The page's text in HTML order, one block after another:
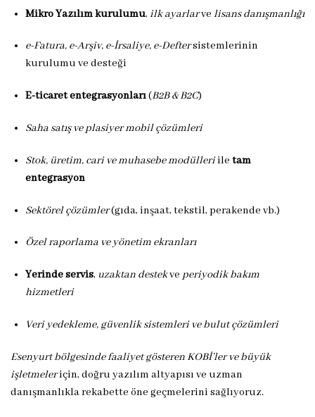
Mikro Yazılım kurulumu, ilk ayarlarve lisans danışmanlığı
e-Fatura, e-Arşiv, e-İrsaliye, e-Deftersistemlerinin
kurulumu ve desteği
E-ticaret entegrasyonları(B2B & B2C)
Saha satış ve plasiyer mobil çözümleri
Stok, üretim, cari ve muhasebe modülleriile tam
entegrasyon
Sektörel çözümler(gıda, inşaat, tekstil, perakende vb.)
Özel raporlama ve yönetim ekranları
Yerinde servis, uzaktan destekve periyodik bakım
hizmetleri
Veri yedekleme, güvenlik sistemleri ve bulut çözümleri
Esenyurt bölgesinde faaliyet gösteren KOBİ’ler ve büyük
işletmeleriçin, doğru yazılım altyapısı ve uzman
danışmanlıkla rekabette öne geçmelerini sağlıyoruz.